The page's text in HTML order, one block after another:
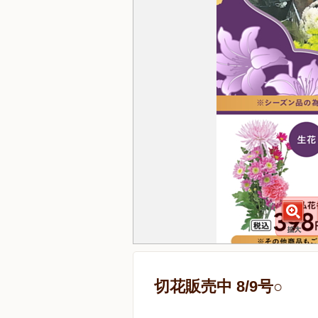
切花販売中 8/9号○